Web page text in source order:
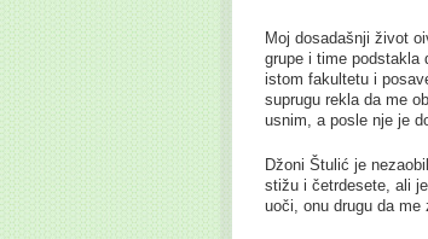
Moj dosadašnji život
grupe i time podstakla
istom fakultetu i
suprugu rekla da me
usnim, a posle nje je
Džoni Štulić je
stižu i četrdesete, ali
uoči, onu drugu da me